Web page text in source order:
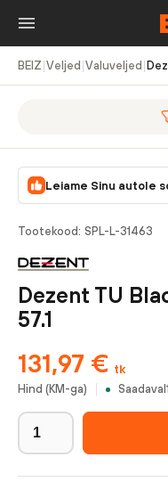
BEIZ Veljed Valuveljed
Tootekood: SPL-L-31463
Dezent TU
57.1
131,97 € tk
Hind (KM-ga) Saadaval
Leiame Sinu autole